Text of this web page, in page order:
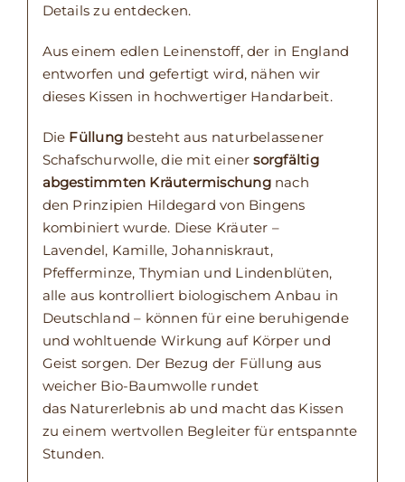
Details zu entdecken.
Aus einem edlen Leinenstoff, der in England
entworfen und gefertigt wird, nähen wir
dieses Kissen in hochwertiger Handarbeit.
Die Füllungbesteht aus naturbelassener
Schafschurwolle, die mit einersorgfältig
abgestimmten Kräutermischungnach
den Prinzipien Hildegard von Bingens
kombiniert wurde. Diese Kräuter –
Lavendel, Kamille, Johanniskraut,
Pfefferminze, Thymian und Lindenblüten,
alle aus kontrolliert biologischem Anbau in
Deutschland – können für eine beruhigende
und wohltuende Wirkung auf Körper und
Geist sorgen. Der Bezug der Füllung aus
weicher Bio-Baumwolle rundet
das Naturerlebnis ab und macht das Kissen
zu einem wertvollen Begleiter für entspannte
Stunden.